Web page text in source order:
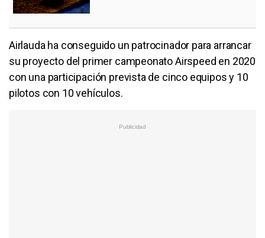
Airlauda ha conseguido un patrocinador para arrancar
su proyecto del primer campeonato Airspeed en 2020
con una participación prevista de cinco equipos y 10
pilotos con 10 vehículos.